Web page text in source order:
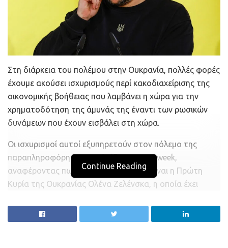
Στη διάρκεια του πολέμου στην Ουκρανία, πολλές φορές
έχουμε ακούσει ισχυρισμούς περί κακοδιαχείρισης της
οικονομικής βοήθειας που λαμβάνει η χώρα για την
χρηματοδότηση της άμυνάς της έναντι των ρωσικών
δυνάμεων που έχουν εισβάλει στη χώρα.
Οι ισχυρισμοί αυτοί εξυπηρετούν στον πόλεμο της
παραπληροφόρησης, σχολιάζει το Newsweek,
αναφέροντας πως το πιο συχνό θύμα είναι η Πρώτη
Κυρία της Ουκρανίας Ολένα Ζελένσκα, η οποία έχει
φορολογούμενων της χώρας σε ένα ξεφάντωμα
δαπανών στο Παρίσι. Κατηγορήθηκε επίσης ότι
Continue Reading